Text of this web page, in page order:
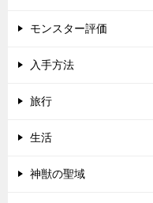
モンスター評価
入手方法
旅行
生活
神獣の聖域